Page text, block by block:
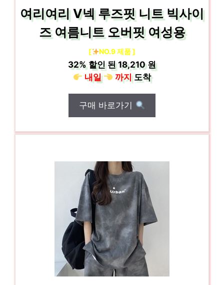
여리여리 V넥 루즈핏 니트 빅사이
즈 여름니트 오버핏 여성용
[ NO.9 제품 ]
32%할인 된18,210 원
내일
까지도착
구매 바로가기